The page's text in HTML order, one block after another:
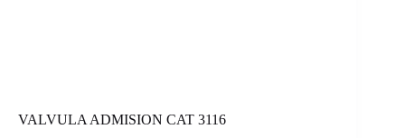
VALVULA ADMISION CAT 3116